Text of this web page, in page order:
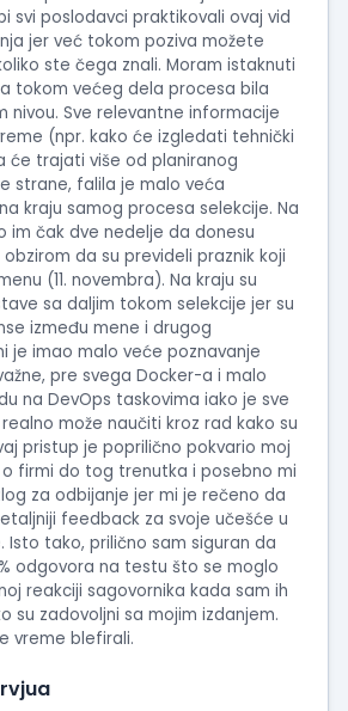
svi poslodavci praktikovali ovaj vid
jer već tokom poziva možete
ste čega znali. Moram istaknuti
tokom većeg dela procesa bila
nivou. Sve relevantne informacije
(npr. kako će izgledati tehnički
će trajati više od planiranog
strane, falila je malo veća
kraju samog procesa selekcije. Na
im čak dve nedelje da donesu
da su prevideli praznik koji
(11. novembra). Na kraju su
sa daljim tokom selekcije jer su
između mene i drugog
je imao malo veće poznavanje
pre svega Docker-a i malo
na DevOps taskovima iako je sve
može naučiti kroz rad kako su
pristup je poprilično pokvario moj
firmi do tog trenutka i posebno mi
za odbijanje jer mi je rečeno da
feedback za svoje učešće u
Isto tako, prilično sam siguran da
odgovora na testu što se moglo
reakciji sagovornika kada sam ih
su zadovoljni sa mojim izdanjem.
vreme blefirali.